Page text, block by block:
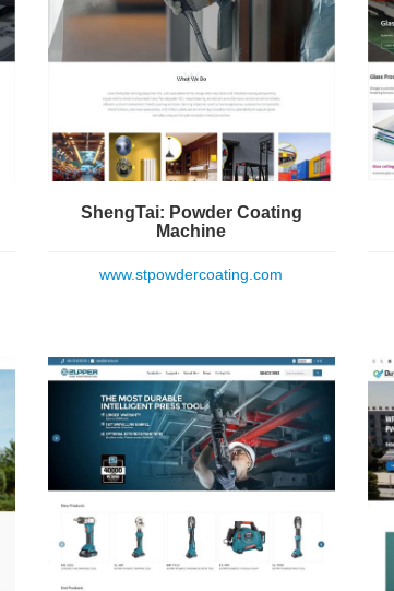
ShengTai: Powder Coating
Machine
www.stpowdercoating.com